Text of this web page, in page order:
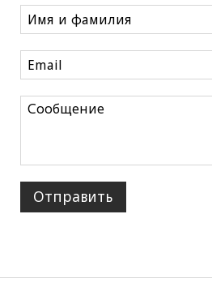
Отправить